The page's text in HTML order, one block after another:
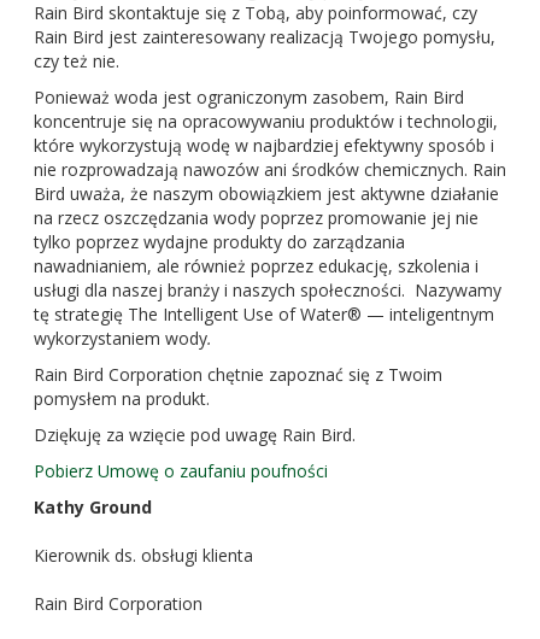
Rain Bird skontaktuje się z Tobą, aby poinformować, czy
Rain Bird jest zainteresowany realizacją Twojego pomysłu,
czy też nie.
Ponieważ woda jest ograniczonym zasobem, Rain Bird
koncentruje się na opracowywaniu produktów i technologii,
które wykorzystują wodę w najbardziej efektywny sposób i
nie rozprowadzają nawozów ani środków chemicznych. Rain
Bird uważa, że naszym obowiązkiem jest aktywne działanie
na rzecz oszczędzania wody poprzez promowanie jej nie
tylko poprzez wydajne produkty do zarządzania
nawadnianiem, ale również poprzez edukację, szkolenia i
usługi dla naszej branży i naszych społeczności. Nazywamy
tę strategię The Intelligent Use of Water® — inteligentnym
wykorzystaniem wody.
Rain Bird Corporation chętnie zapoznać się z Twoim
pomysłem na produkt.
Dziękuję za wzięcie pod uwagę Rain Bird.
Pobierz Umowę o zaufaniu poufności
Kathy Ground
Kierownik ds. obsługi klienta
Rain Bird Corporation